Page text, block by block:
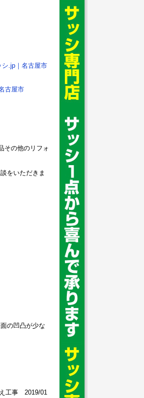
その他のリフォ
をいただきま
の凹凸が少な
工事 2019/01